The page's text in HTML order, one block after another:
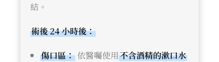
結。
術後 24 小時後：
傷口區： 依醫囑使用不含酒精的漱口水